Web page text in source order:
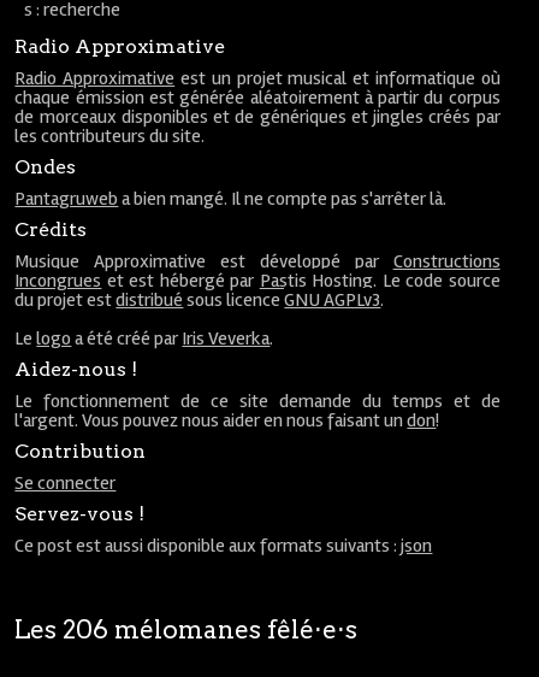
s : recherche
Radio Approximative
Radio Approximative est un projet musical et informatique où
chaque émission est générée aléatoirement à partir du corpus
de morceaux disponibles et de génériques et jingles créés par
les contributeurs du site.
Ondes
Pantagruweb a bien mangé. Il ne compte pas s'arrêter là.
Crédits
Musique Approximative est développé par Constructions
Incongrues et est hébergé par Pastis Hosting. Le code source
du projet estdistribué sous licenceGNU AGPLv3.
Lelogo a été créé par Iris Veverka.
Aidez-nous !
Le fonctionnement de ce site demande du temps et de
l'argent. Vous pouvez nous aider en nous faisant undon!
Contribution
Se connecter
Servez-vous !
Ce post est aussi disponible aux formats suivants :json
Les 206 mélomanes fêlé⋅e⋅s